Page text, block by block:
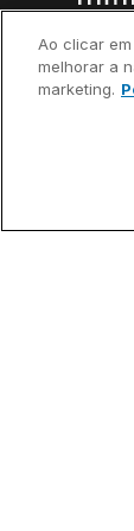
The
Ao clicar
melhorar a
marketing.